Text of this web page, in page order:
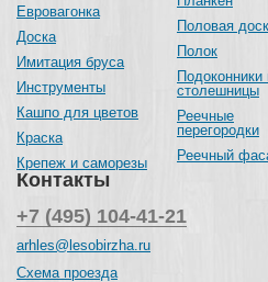
Евровагонка
Доска
Имитация бруса
Инструменты
Кашпо для цветов
Краска
Крепеж и саморезы
Половая
Полок
Подоконники
столешницы
Реечные
перегородки
Реечный
Контакты
+7 (495) 104-41-21
arhles@lesobirzha.ru
Схема проезда